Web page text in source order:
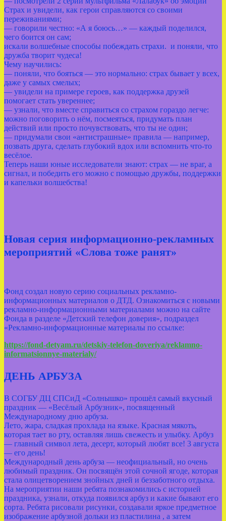
Страх и увидели, как герои справляются со своими
переживаниями;
— говорили честно: «А я боюсь…» — каждый поделился,
чего боится он сам;
искали волшебные способы побеждать страхи. и поняли, что
дружба творит чудеса!
Чему научились:
— поняли, что бояться — это нормально: страх бывает у всех,
даже у самых смелых;
— увидели на примере героев, как поддержка друзей
помогает стать увереннее;
— узнали, что вместе справиться со страхом гораздо легче:
можно поговорить о нём, посмеяться, придумать план
действий или просто почувствовать, что ты не один;
— придумали свои «антистрашные» правила — например,
позвать друга, сделать глубокий вдох или вспомнить что‑то
весёлое.
Теперь наши юные исследователи знают: страх — не враг, а
сигнал, и победить его можно с помощью дружбы, поддержки
и капельки волшебства!
Новая серия информационно-рекламных
мероприятий «Слова тоже ранят»
Фонд создал новую серию социальных рекламно-
информационных материалов о ДТД. Ознакомиться с новыми
рекламно-информационными материалами можно на сайте
Фонда в разделе «Детский телефон доверия», подраздел
«Рекламно-информационные материалы по ссылке:
https://fond-detyam.ru/detskiy-telefon-doveriya/reklamno-
informatsionnye-materialy/
ДЕНЬ АРБУЗА
В СОГБУ ДЦ СПСиД «Солнышко» прошёл самый вкусный
праздник — «Весёлый Арбузник», посвященный
Международному дню арбуза.
Лето, жара, сладкая прохлада на языке. Красная мякоть,
которая тает во рту, оставляя лишь свежесть и улыбку. Арбуз
— главный символ лета, десерт, который любят все! 3 августа
— его день!
Международный день арбуза — неофициальный, но очень
любимый праздник. Он посвящён этой сочной ягоде, которая
стала олицетворением знойных дней и беззаботного отдыха.
На мероприятии наши ребята познакомились с историей
праздника, узнали, откуда появился арбуз и какие бывают его
сорта. Ребята рисовали рисунки, создавали яркое предметное
изображение арбузной дольки из пластилина , а затем